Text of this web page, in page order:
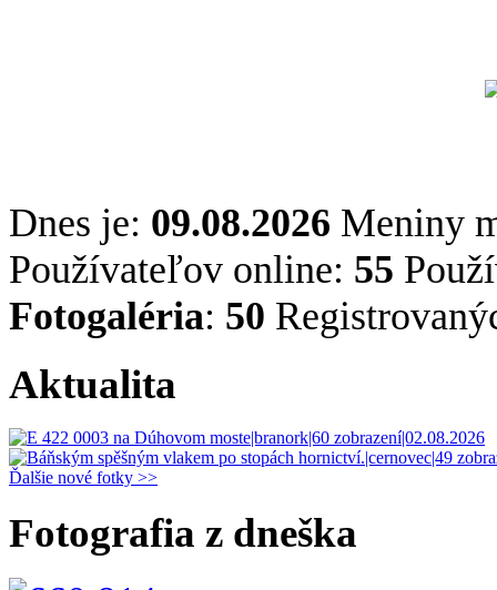
Dnes je: 09.08.2026 Meniny
Používateľov online: 55
Fotogaléria: 50
Aktualita
Ďalšie nové fotky >>
Fotografia z dneška